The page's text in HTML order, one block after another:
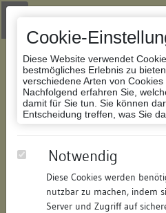
Cookie-
Diese Website verwendet
bestmögliches Erlebnis zu
verschiedene Arten von Cookies
Nachfolgend erfahren Sie,
damit für Sie tun. Sie können
Entscheidung treffen, was Sie
Notwendig
Diese Cookies werden
nutzbar zu machen, indem
Server und Zugriff auf
Zur Navigation springen
Zum Inhalt der Website springen
Datenbank
301315059158/Datum:
Datenbestand:
Bauforschung